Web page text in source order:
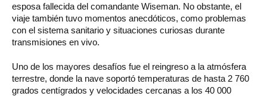
esposa fallecida del comandante Wiseman. No obstante, el
viaje también tuvo momentos anecdóticos, como problemas
con el sistema sanitario y situaciones curiosas durante
transmisiones en vivo.
Uno de los mayores desafíos fue el reingreso a la atmósfera
terrestre, donde la nave soportó temperaturas de hasta 2 760
grados centígrados y velocidades cercanas a los 40 000